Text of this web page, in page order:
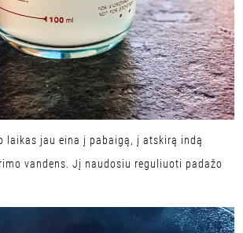
laikas jau eina į pabaigą, į atskirą indą
vandens. Jį naudosiu reguliuoti padažo